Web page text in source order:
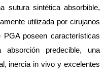
sutura sintética absorbible,
utilizada por cirujanos
poseen características
predecible, una
inercia in vivo y excelentes